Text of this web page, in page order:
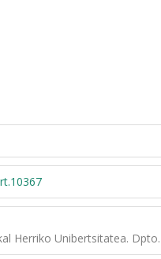
Herriko Unibertsitatea.